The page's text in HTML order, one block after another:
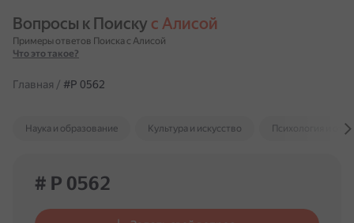
Вопросы к Поиску с Алисой
Примеры ответов Поиска с Алисой
Что это такое?
Главная / #P 0562
Наука и образование Культура и искусство Психология и
# P 0562